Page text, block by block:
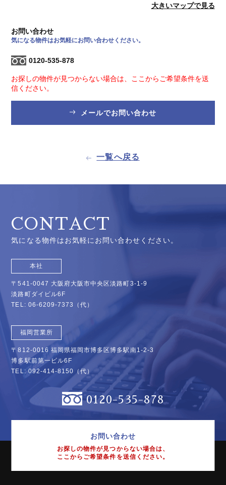
大きいマップで見る
お問い合わせ
気になる物件はお気軽にお問い合わせください。
0120-535-878
お探しの物件が見つからない場合は、ここからご希望条件を送
信ください。
メールでお問い合わせ
一覧へ戻る
CONTACT
気になる物件はお気軽にお問い合わせください。
本社
〒541-0047 大阪府大阪市中央区淡路町3-1-9
淡路町ダイビル6F
TEL: 06-6209-7373 （代）
福岡営業所
〒812-0016 福岡県福岡市博多区博多駅南1-2-3
博多駅前第一ビル6F
TEL:092-414-8150 （代）
0120-535-878
お問い合わせ
お探しの物件が見つからない場合は、
ここからご希望条件を送信ください。